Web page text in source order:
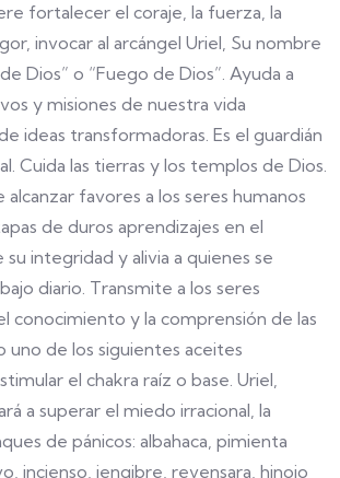
fortalecer el coraje, la fuerza, la
invocar al arcángel Uriel, Su nombre
Dios” o “Fuego de Dios”. Ayuda a
y misiones de nuestra vida
ideas transformadoras. Es el guardián
Cuida las tierras y los templos de Dios.
alcanzar favores a los seres humanos
de duros aprendizajes en el
integridad y alivia a quienes se
diario. Transmite a los seres
conocimiento y la comprensión de las
uno de los siguientes aceites
el chakra raíz o base. Uriel,
a superar el miedo irracional, la
de pánicos: albahaca, pimienta
incienso, jengibre, revensara, hinojo